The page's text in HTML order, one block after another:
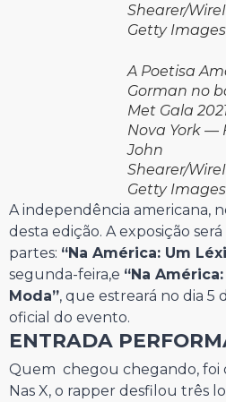
Shearer/
Getty Images
A Poetisa
Gorman no
Met Gala
Nova York —
John
Shearer/
Getty Images
A independência americana,
desta edição. A exposição
partes: “Na América: Um
segunda-feira,e “Na
Moda”, que estreará no dia 5
oficial do evento.
ENTRADA
Quem chegou chegando, foi
Nas X, o rapper desfilou três